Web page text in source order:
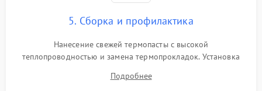
5. Сборка и профилактика
Нанесение свежей термопасты с высокой
теплопроводностью и замена термопрокладок. Установка
шлейфов, модулей памяти и накопителей. Предварительная
Подробнее